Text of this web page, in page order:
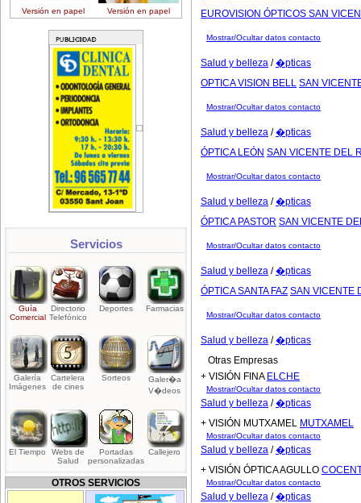
Versión en papel Versión en papel
Servicios
Guía
Comercial
Directorio
Telefónico
Deportes Farmacias
Galería
Imágenes
Cartelera
de cines
Sorteos
Galer�a
V�deos
El Tiempo
Webs de
Salud
Portadas
personalizadas
Callejero
OTROS SERVICIOS
EUROVISION ÓPTICOS SAN
Mostrar/Ocultar datos contacto
Salud y belleza /�pticas
OPTICA VISION BELL SAN
Mostrar/Ocultar datos contacto
Salud y belleza /�pticas
ÓPTICA LEÓN SAN VICENTE DEL
Mostrar/Ocultar datos contacto
Salud y belleza /�pticas
ÓPTICA PASTOR SAN VICENTE
Mostrar/Ocultar datos contacto
Salud y belleza /�pticas
ÓPTICA SANTA FAZ SAN VICENTE
Mostrar/Ocultar datos contacto
Salud y belleza /�pticas
Otras Empresas
+ VISIÓN FINA ELCHE
Mostrar/Ocultar datos contacto
Salud y belleza /�pticas
+ VISIÓN MUTXAMEL MUTXAMEL
Mostrar/Ocultar datos contacto
Salud y belleza /�pticas
+ VISIÓN ÓPTICA AGULLO
Mostrar/Ocultar datos contacto
Salud y belleza /�pticas